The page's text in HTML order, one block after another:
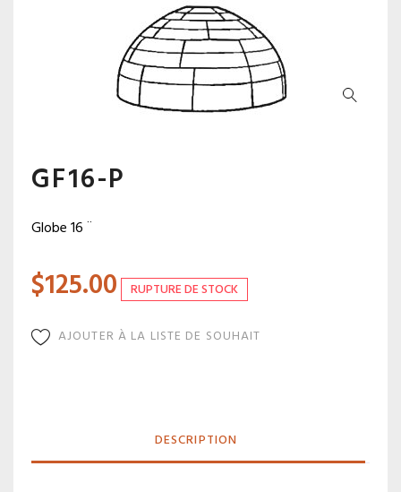
GF16-P
Globe 16 ¨
$125.00 RUPTURE DE STOCK
AJOUTER À LA LISTE DE SOUHAIT
DESCRIPTION